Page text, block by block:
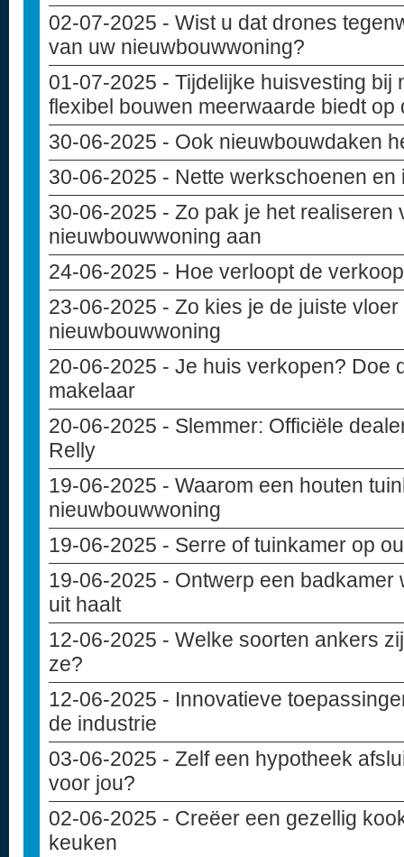
02-07-2025 - Wist u dat drones
van uw nieuwbouwwoning?
01-07-2025 - Tijdelijke huisvesting bij
flexibel bouwen meerwaarde biedt op
30-06-2025 - Ook nieuwbouwdaken
30-06-2025 - Nette werkschoenen
30-06-2025 - Zo pak je het realiseren
nieuwbouwwoning aan
24-06-2025 - Hoe verloopt de
23-06-2025 - Zo kies je de juiste
nieuwbouwwoning
20-06-2025 - Je huis verkopen? Doe
makelaar
20-06-2025 - Slemmer: Officiële
Relly
19-06-2025 - Waarom een houten
nieuwbouwwoning
19-06-2025 - Serre of tuinkamer op
19-06-2025 - Ontwerp een badkamer
uit haalt
12-06-2025 - Welke soorten ankers
ze?
12-06-2025 - Innovatieve
de industrie
03-06-2025 - Zelf een hypotheek
voor jou?
02-06-2025 - Creëer een gezellig
keuken